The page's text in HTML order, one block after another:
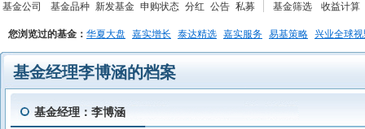
基金公司
基金品种 新发基金 申购状态 分红 公告 私募
基金筛选
收益计算
您浏览过的基金： 华夏大盘 嘉实增长 泰达精选 嘉实服务 易基策略 兴业全球
基金经理李博涵的档案
基金经理：李博涵